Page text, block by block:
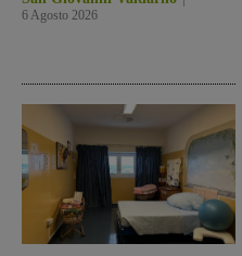
6 Agosto 2026